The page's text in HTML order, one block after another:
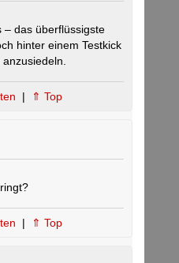
– das überflüssigste
hinter einem Testkick
| ⇑ Top
| ⇑ Top